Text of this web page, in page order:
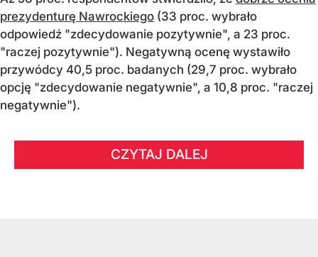
prezydenturę Nawrockiego (33 proc. wybrało
odpowiedź "zdecydowanie pozytywnie", a 23 proc.
"raczej pozytywnie"). Negatywną ocenę wystawiło
przywódcy 40,5 proc. badanych (29,7 proc. wybrało
opcję "zdecydowanie negatywnie", a 10,8 proc. "raczej
negatywnie").
CZYTAJ DALEJ